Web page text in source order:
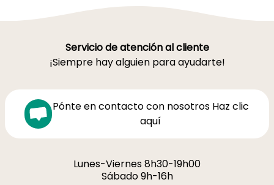
Servicio de atención al cliente
¡Siempre hay alguien para ayudarte!
Pónte en contacto con nosotros Haz clic
aquí
Lunes-Viernes 8h30-19h00
Sábado 9h-16h